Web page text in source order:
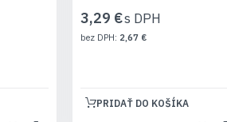
3,29 €
2,67 €
PRIDAŤ DO KOŠÍKA